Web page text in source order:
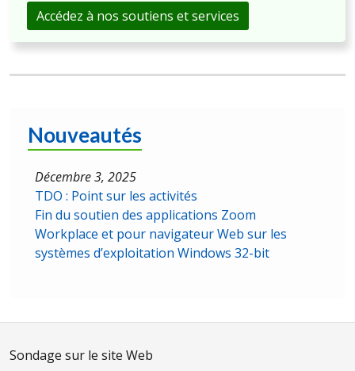
Accédez à nos soutiens et services
Nouveautés
TDO : Point sur les activités
Fin du soutien des applications Zoom
Workplace et pour navigateur Web sur les
systèmes d’exploitation Windows 32-bit
Décembre 3, 2025
Sondage sur le site Web